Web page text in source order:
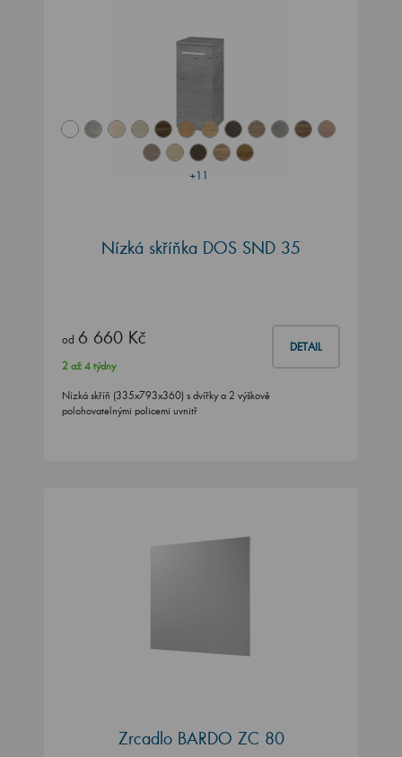
+11
Nízká skříňka DOS SND 35
od 6 660 Kč DETAIL
2 až 4 týdny
Nízká skříň (335x793x360) s dvířky a 2 výškově
polohovatelnými policemi uvnitř
Zrcadlo BARDO ZC 80